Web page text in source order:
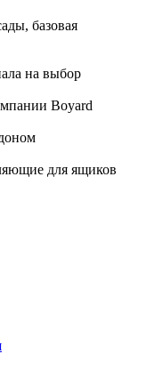
базовая
на выбор
Boyard
для ящиков